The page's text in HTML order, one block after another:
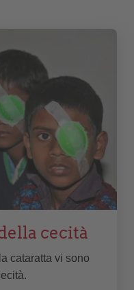
cecità
cataratta vi sono